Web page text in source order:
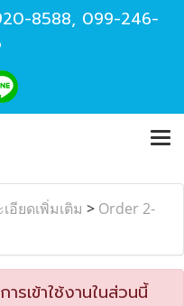
8588, 099-246-
อียดเพิ่มเติม > Order 2-
รเข้าใช้งานในส่วนนี้